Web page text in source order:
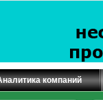
компаний